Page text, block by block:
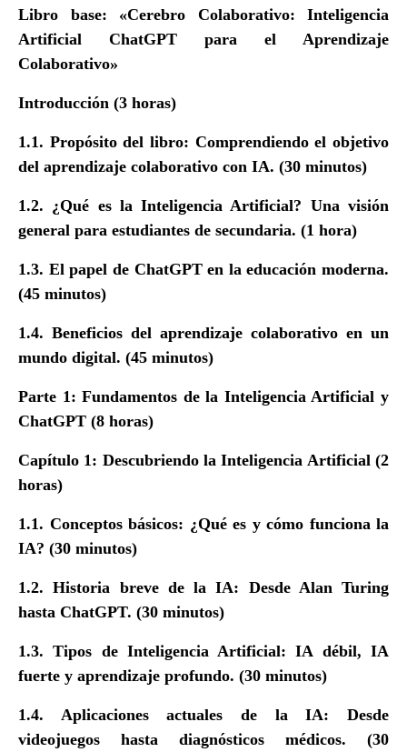
Libro base: «Cerebro Colaborativo: Inteligencia
Artificial ChatGPT para el Aprendizaje
Colaborativo»
Introducción (3 horas)
1.1. Propósito del libro: Comprendiendo el objetivo
del aprendizaje colaborativo con IA. (30 minutos)
1.2. ¿Qué es la Inteligencia Artificial? Una visión
general para estudiantes de secundaria. (1 hora)
1.3. El papel de ChatGPT en la educación moderna.
(45 minutos)
1.4. Beneficios del aprendizaje colaborativo en un
mundo digital. (45 minutos)
Parte 1: Fundamentos de la Inteligencia Artificial y
ChatGPT (8 horas)
Capítulo 1: Descubriendo la Inteligencia Artificial (2
horas)
1.1. Conceptos básicos: ¿Qué es y cómo funciona la
IA? (30 minutos)
1.2. Historia breve de la IA: Desde Alan Turing
hasta ChatGPT. (30 minutos)
1.3. Tipos de Inteligencia Artificial: IA débil, IA
fuerte y aprendizaje profundo. (30 minutos)
1.4. Aplicaciones actuales de la IA: Desde
videojuegos hasta diagnósticos médicos. (30